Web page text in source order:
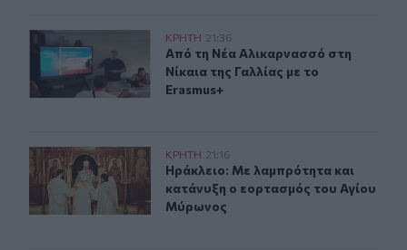
Από τη Νέα Αλικαρνασσό στη Νίκαια της Γαλλίας με το
ΚΡΗΤΗ 21:36
Από τη Νέα Αλικαρνασσό στη
Από τη Νέα Αλικαρνασσό στη
Νίκαια της Γαλλίας με το
Erasmus+
Ηράκλειο: Με λαμπρότητα και κατάνυξη ο εορτασμός
ΚΡΗΤΗ 21:16
Ηράκλειο: Με λαμπρότητα και
Ηράκλειο: Με λαμπρότητα και
κατάνυξη ο εορτασμός του Αγίου
Μύρωνος